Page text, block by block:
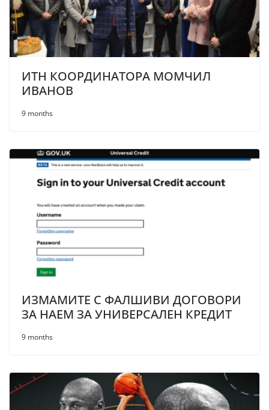
ИТН КООРДИНАТОРА МОМЧИЛ
ИВАНОВ
9 months
ИЗМАМИТЕ С ФАЛШИВИ ДОГОВОРИ
ЗА НАЕМ ЗА УНИВЕРСАЛЕН КРЕДИТ
9 months